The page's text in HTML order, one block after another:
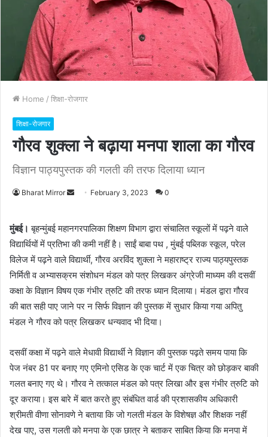
Home / शिक्षा-रोजगार
शिक्षा-रोजगार
गौरव शुक्ला ने बढ़ाया मनपा शाला का गौरव
विज्ञान पाठ्यपुस्तक की गलती की तरफ दिलाया ध्यान
Bharat Mirror
a
n
e
m
a
i
February 3, 2023 0
मुंबई। बृहन्मुंबई महानगरपालिका शिक्षण विभाग द्वारा संचालित स्कूलों में पढ़ने वाले
विद्यार्थियों में प्रतिभा की कमी नहीं है। साईं बाबा पथ , मुंबई पब्लिक स्कूल, परेल
विलेज में पढ़ने वाले विद्यार्थी, गौरव अरविंद शुक्ला ने महाराष्ट्र राज्य पाठ्यपुस्तक
निर्मिती व अभ्यासक्रम संशोधन मंडल को पत्र लिखकर अंग्रेजी माध्यम की दसवीं
कक्षा के विज्ञान विषय एक गंभीर त्रुटि की तरफ ध्यान दिलाया। मंडल द्वारा गौरव
की बात सही पाए जाने पर न सिर्फ विज्ञान की पुस्तक में सुधार किया गया अपितु
मंडल ने गौरव को पत्र लिखकर धन्यवाद भी दिया।
दसवीं कक्षा में पढ़ने वाले मेधावी विद्यार्थी ने विज्ञान की पुस्तक पढ़ते समय पाया कि
पेज नंबर 81 पर बनाए गए एमिनो एसिड के एक चार्ट में एक चित्र को छोड़कर बाकी
गलत बनाए गए थे। गौरव ने तत्काल मंडल को पत्र लिखा और इस गंभीर त्रुटि को
दूर कराया। इस बारे में बात करते हुए संबंधित वार्ड की प्रशासकीय अधिकारी
श्रीमती वीणा सोनावणे ने बताया कि जो गलती मंडल के विशेषज्ञ और शिक्षक नहीं
देख पाए, उस गलती को मनपा के एक छात्र ने बताकर साबित किया कि मनपा में